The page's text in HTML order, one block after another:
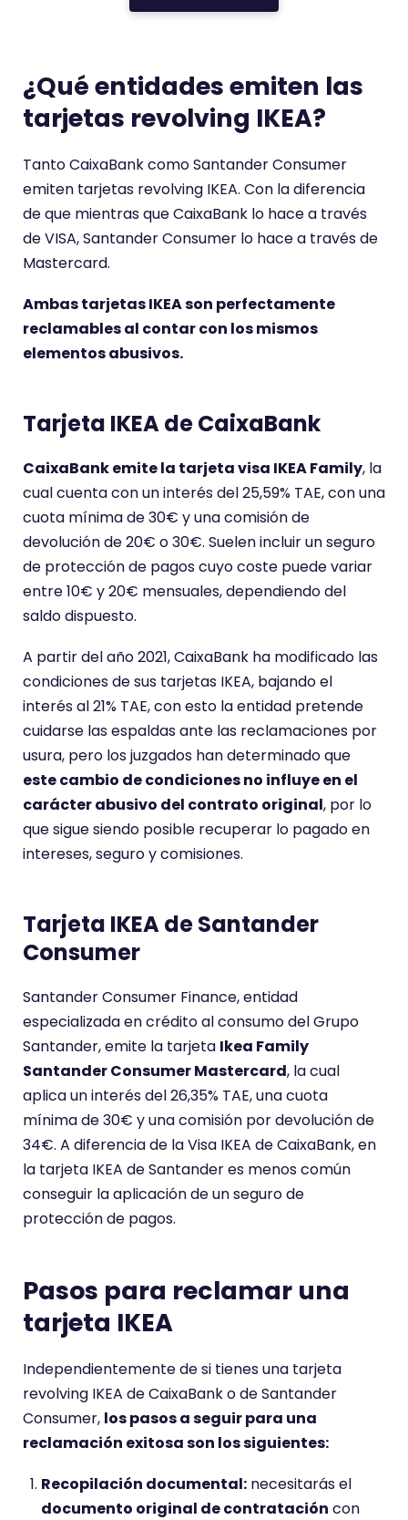
¿Qué entidades emiten las
tarjetas revolving IKEA?
Tanto CaixaBank como Santander Consumer
emiten tarjetas revolving IKEA. Con la diferencia
de que mientras que CaixaBank lo hace a través
de VISA, Santander Consumer lo hace a través de
Mastercard.
Ambas tarjetas IKEA son perfectamente
reclamables al contar con los mismos
elementos abusivos.
Tarjeta IKEA de CaixaBank
CaixaBank emite la tarjeta visa IKEA Family, la
cual cuenta con un interés del 25,59% TAE, con una
cuota mínima de 30€ y una comisión de
devolución de 20€ o 30€. Suelen incluir un seguro
de protección de pagos cuyo coste puede variar
entre 10€ y 20€ mensuales, dependiendo del
saldo dispuesto.
A partir del año 2021, CaixaBank ha modificado las
condiciones de sus tarjetas IKEA, bajando el
interés al 21% TAE, con esto la entidad pretende
cuidarse las espaldas ante las reclamaciones por
usura, pero los juzgados han determinado que
este cambio de condiciones no influye en el
carácter abusivo del contrato original, por lo
que sigue siendo posible recuperar lo pagado en
intereses, seguro y comisiones.
Tarjeta IKEA de Santander
Consumer
Santander Consumer Finance, entidad
especializada en crédito al consumo del Grupo
Santander, emite la tarjeta Ikea Family
Santander Consumer Mastercard, la cual
aplica un interés del 26,35% TAE, una cuota
mínima de 30€ y una comisión por devolución de
34€. A diferencia de la Visa IKEA de CaixaBank, en
la tarjeta IKEA de Santander es menos común
conseguir la aplicación de un seguro de
protección de pagos.
Pasos para reclamar una
tarjeta IKEA
Independientemente de si tienes una tarjeta
revolving IKEA de CaixaBank o de Santander
Consumer, los pasos a seguir para una
reclamación exitosa son los siguientes:
Recopilación documental: necesitarás el
documento original de contratación con